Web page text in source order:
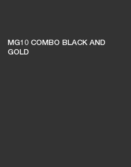
MG10 COMBO BLACK AND
GOLD
VIVO